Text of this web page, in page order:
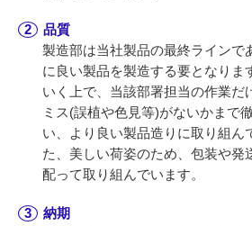
品質
製造部は当社製品の最終ラインで
に良い製品を製造する要となりま
いく上で、当該部署担当の作業だ
ミス(誤植や色見等)がないかまで
い、より良い製品造りに取り組ん
た、美しい荷姿のため、包装や発
配って取り組んでいます。
納期